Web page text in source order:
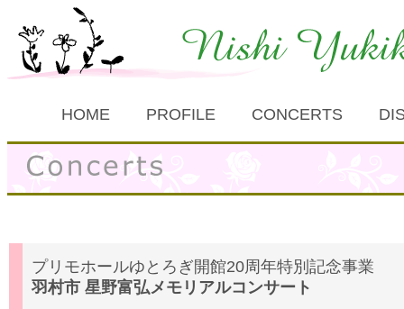
HOME PROFILE CONCERTS
プリモホールゆとろぎ開館20周年特別記念事業
羽村市 星野富弘メモリアルコンサート